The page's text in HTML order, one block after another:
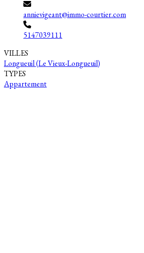
annievigeant@immo-courtier.com
5147039111
VILLES
Longueuil (Le Vieux-Longueuil)
TYPES
Appartement